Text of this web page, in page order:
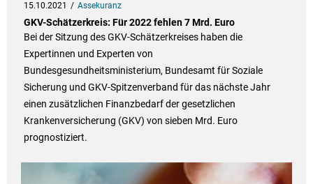
15.10.2021 Assekuranz
GKV-Schätzerkreis: Für 2022 fehlen 7 Mrd. Euro
Bei der Sitzung des GKV-Schätzerkreises haben die
Expertinnen und Experten von
Bundesgesundheitsministerium, Bundesamt für Soziale
Sicherung und GKV-Spitzenverband für das nächste Jahr
einen zusätzlichen Finanzbedarf der gesetzlichen
Krankenversicherung (GKV) von sieben Mrd. Euro
prognostiziert.